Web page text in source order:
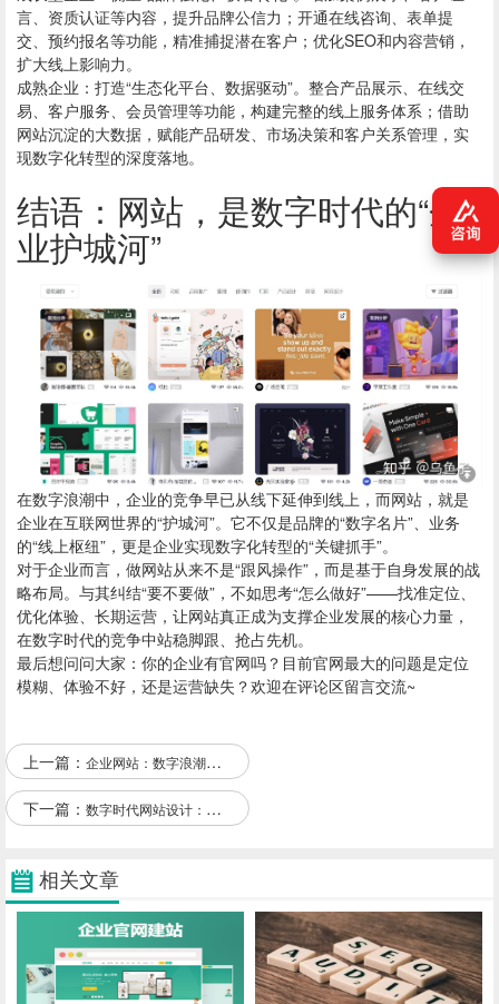
言、资质认证等内容，提升品牌公信力；开通在线咨询、表单提
交、预约报名等功能，精准捕捉潜在客户；优化SEO和内容营销，
扩大线上影响力。
成熟企业：打造“生态化平台、数据驱动”。整合产品展示、在线交
易、客户服务、会员管理等功能，构建完整的线上服务体系；借助
网站沉淀的大数据，赋能产品研发、市场决策和客户关系管理，实
现数字化转型的深度落地。
结语：网站，是数字时代的“企
业护城河”
在数字浪潮中，企业的竞争早已从线下延伸到线上，而网站，就是
企业在互联网世界的“护城河”。它不仅是品牌的“数字名片”、业务
的“线上枢纽”，更是企业实现数字化转型的“关键抓手”。
对于企业而言，做网站从来不是“跟风操作”，而是基于自身发展的战
略布局。与其纠结“要不要做”，不如思考“怎么做好”——找准定位、
优化体验、长期运营，让网站真正成为支撑企业发展的核心力量，
在数字时代的竞争中站稳脚跟、抢占先机。
最后想问问大家：你的企业有官网吗？目前官网最大的问题是定位
模糊、体验不好，还是运营缺失？欢迎在评论区留言交流~
上一篇： 企业网站：数字浪潮中的转型密码与增长引擎
下一篇： 数字时代网站设计：筑牢基建，智选战略
相关文章